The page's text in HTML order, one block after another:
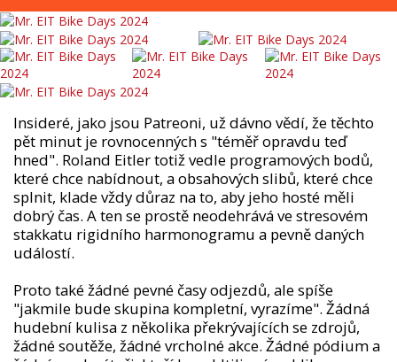
Insideré, jako jsou Patreoni, už dávno vědí, že těchto
pět minut je rovnocenných s "téměř opravdu teď
hned". Roland Eitler totiž vedle programových bodů,
které chce nabídnout, a obsahových slibů, které chce
splnit, klade vždy důraz na to, aby jeho hosté měli
dobrý čas. A ten se prostě neodehrává ve stresovém
stakkatu rigidního harmonogramu a pevně daných
událostí.
Proto také žádné pevné časy odjezdů, ale spíše
"jakmile bude skupina kompletní, vyrazíme". Žádná
hudební kulisa z několika překrývajících se zdrojů,
žádné soutěže, žádné vrcholné akce. Žádné pódium a